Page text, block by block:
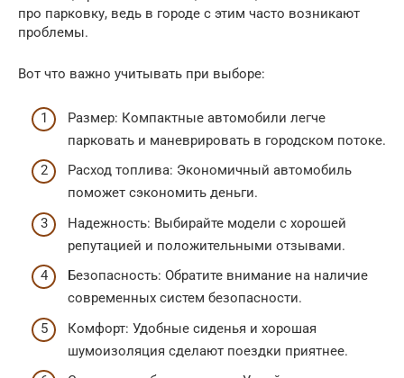
про парковку, ведь в городе с этим часто возникают
проблемы.
Вот что важно учитывать при выборе:
Размер: Компактные автомобили легче
парковать и маневрировать в городском потоке.
Расход топлива: Экономичный автомобиль
поможет сэкономить деньги.
Надежность: Выбирайте модели с хорошей
репутацией и положительными отзывами.
Безопасность: Обратите внимание на наличие
современных систем безопасности.
Комфорт: Удобные сиденья и хорошая
шумоизоляция сделают поездки приятнее.